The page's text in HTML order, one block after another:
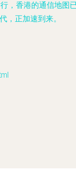
，香港的通信地图
，正加速到来。